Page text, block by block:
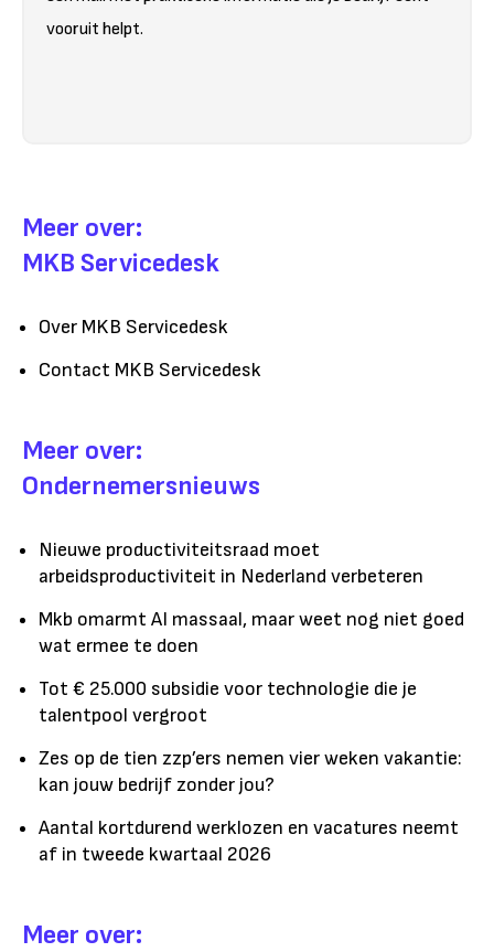
vooruit helpt.
Meer over:
MKB Servicedesk
Over MKB Servicedesk
Contact MKB Servicedesk
Meer over:
Ondernemersnieuws
Nieuwe productiviteitsraad moet
arbeidsproductiviteit in Nederland verbeteren
Mkb omarmt AI massaal, maar weet nog niet goed
wat ermee te doen
Tot € 25.000 subsidie voor technologie die je
talentpool vergroot
Zes op de tien zzp’ers nemen vier weken vakantie:
kan jouw bedrijf zonder jou?
Aantal kortdurend werklozen en vacatures neemt
af in tweede kwartaal 2026
Meer over: